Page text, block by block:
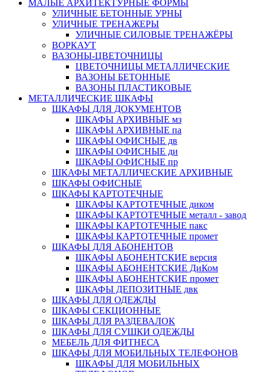
МАЛЫЕ АРХИТЕКТУРНЫЕ ФОРМЫ
УЛИЧНЫЕ БЕТОННЫЕ УРНЫ
УЛИЧНЫЕ ТРЕНАЖЕРЫ
УЛИЧНЫЕ СИЛОВЫЕ ТРЕНАЖЁРЫ
ВОРКАУТ
ВАЗОНЫ-ЦВЕТОЧНИЦЫ
ЦВЕТОЧНИЦЫ МЕТАЛЛИЧЕСКИЕ
ВАЗОНЫ БЕТОННЫЕ
ВАЗОНЫ ПЛАСТИКОВЫЕ
МЕТАЛЛИЧЕСКИЕ ШКАФЫ
ШКАФЫ ДЛЯ ДОКУМЕНТОВ
ШКАФЫ АРХИВНЫЕ мз
ШКАФЫ АРХИВНЫЕ па
ШКАФЫ ОФИСНЫЕ дв
ШКАФЫ ОФИСНЫЕ ди
ШКАФЫ ОФИСНЫЕ пр
ШКАФЫ МЕТАЛЛИЧЕСКИЕ АРХИВНЫЕ
ШКАФЫ ОФИСНЫЕ
ШКАФЫ КАРТОТЕЧНЫЕ
ШКАФЫ КАРТОТЕЧНЫЕ диком
ШКАФЫ КАРТОТЕЧНЫЕ металл - завод
ШКАФЫ КАРТОТЕЧНЫЕ пакс
ШКАФЫ КАРТОТЕЧНЫЕ промет
ШКАФЫ ДЛЯ АБОНЕНТОВ
ШКАФЫ АБОНЕНТСКИЕ версия
ШКАФЫ АБОНЕНТСКИЕ ДиКом
ШКАФЫ АБОНЕНТСКИЕ промет
ШКАФЫ ДЕПОЗИТНЫЕ двк
ШКАФЫ ДЛЯ ОДЕЖДЫ
ШКАФЫ СЕКЦИОННЫЕ
ШКАФЫ ДЛЯ РАЗДЕВАЛОК
ШКАФЫ ДЛЯ СУШКИ ОДЕЖДЫ
МЕБЕЛЬ ДЛЯ ФИТНЕСА
ШКАФЫ ДЛЯ МОБИЛЬНЫХ ТЕЛЕФОНОВ
ШКАФЫ ДЛЯ МОБИЛЬНЫХ